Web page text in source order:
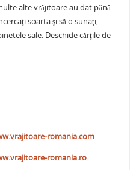
alte vrăjitoare au dat până
soarta şi să o sunaţi,
sale. Deschide cărţile de
romania.com
romania.ro